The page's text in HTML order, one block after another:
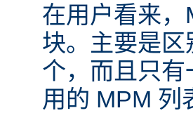
在用户看来
块。主要是
个，而且只
用的 MPM 列